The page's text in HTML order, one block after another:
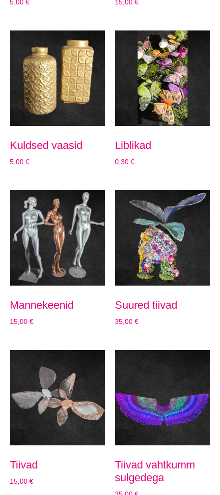
5,00 € 15,00 €
Kuldsed vaasid
5,00 €
Liblikad
0,30 €
Mannekeenid
15,00 €
Suured tiivad
35,00 €
Tiivad
15,00 €
Tiivad vahtkumm
sulgedega